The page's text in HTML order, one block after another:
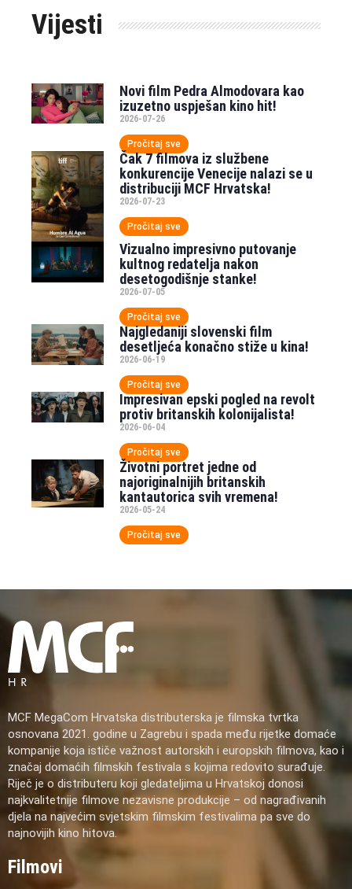
Vijesti
Novi film Pedra Almodovara kao
izuzetno uspješan kino hit!
2026-07-26
Pročitaj sve
Čak 7 filmova iz službene
konkurencije Venecije nalazi se u
distribuciji MCF Hrvatska!
2026-07-23
Pročitaj sve
Vizualno impresivno putovanje
kultnog redatelja nakon
desetogodišnje stanke!
2026-07-05
Pročitaj sve
Najgledaniji slovenski film
desetljeća konačno stiže u kina!
2026-06-19
Pročitaj sve
Impresivan epski pogled na revolt
protiv britanskih kolonijalista!
2026-06-04
Pročitaj sve
Životni portret jedne od
najoriginalnijih britanskih
kantautorica svih vremena!
2026-05-24
Pročitaj sve
MCF MegaCom Hrvatska distributerska je filmska tvrtka
osnovana 2021. godine u Zagrebu i spada među rijetke domaće
kompanije koja ističe važnost autorskih i europskih filmova, kao i
značaj domaćih filmskih festivala s kojima redovito surađuje.
Riječ je o distributeru koji gledateljima u Hrvatskoj donosi
najkvalitetnije filmove nezavisne produkcije – od nagrađivanih
djela na najvećim svjetskim filmskim festivalima pa sve do
najnovijih kino hitova.
Filmovi